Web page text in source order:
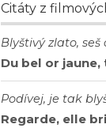
Citáty z
Blyštivý zlato,
Du bel or
Podívej, je tak
Regarde, elle